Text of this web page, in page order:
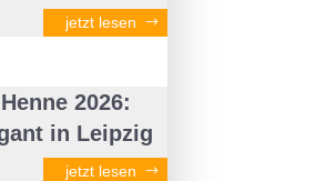
jetzt lesen
2026:
in Leipzig
jetzt lesen